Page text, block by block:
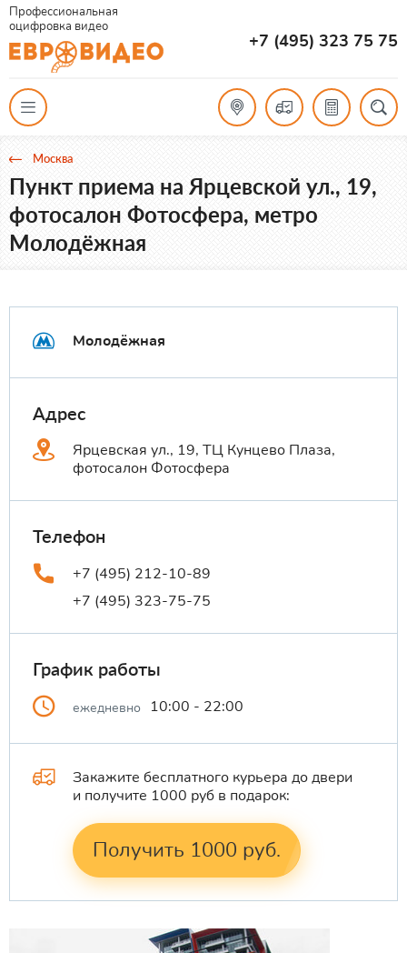
Профессиональная
оцифровка видео
+7 (495) 323 75 75
Москва
Пункт приема на Ярцевской ул., 19,
фотосалон Фотосфера, метро
Молодёжная
Молодёжная
Адрес
Ярцевская ул., 19, ТЦ Кунцево Плаза,
фотосалон Фотосфера
Телефон
+7 (495) 212-10-89
+7 (495) 323-75-75
График работы
ежедневно 10:00 - 22:00
Закажите бесплатного курьера до двери
и получите 1000 руб в подарок:
Получить 1000 руб.